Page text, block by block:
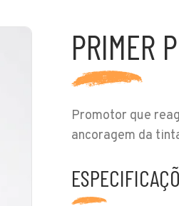
PRIMER
Promotor que
ancoragem da